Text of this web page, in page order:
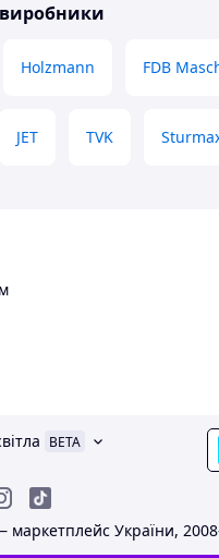
Holzmann FDB
JET TVK
BETA
України,